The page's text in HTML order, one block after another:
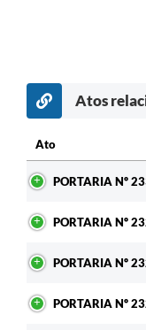
Atos
Ato
PORTARIA Nº
PORTARIA Nº
PORTARIA Nº
PORTARIA Nº